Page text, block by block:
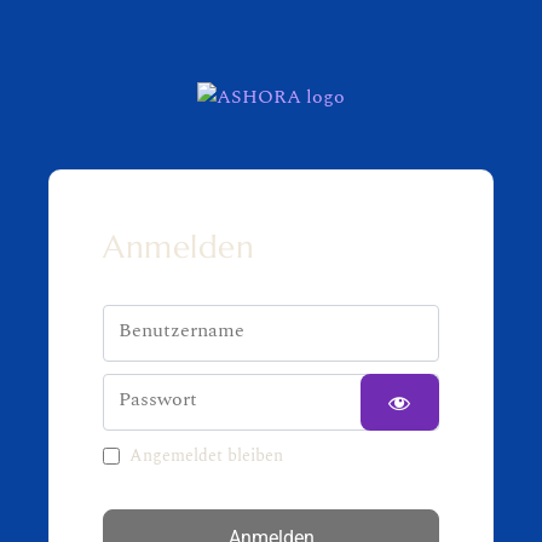
Anmelden
Benutzername
Passwort
Angemeldet bleiben